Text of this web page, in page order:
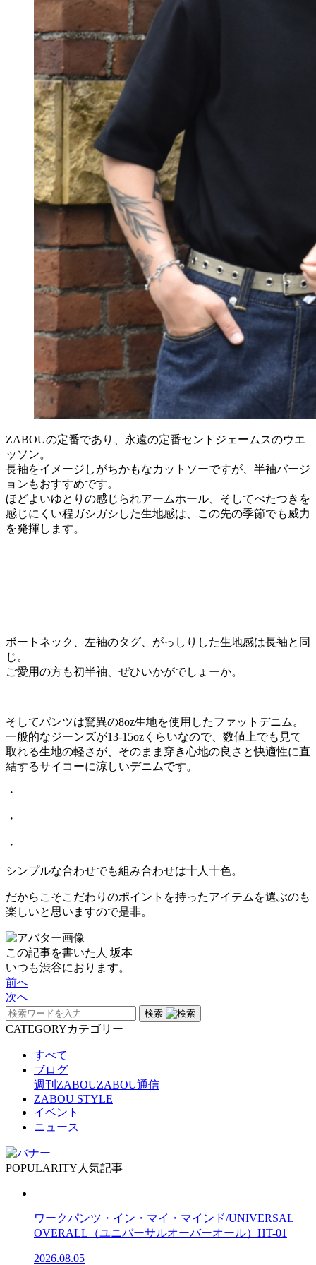
ZABOUの定番であり、永遠の定番セントジェームスのウエ
ッソン。
長袖をイメージしがちかもなカットソーですが、半袖バージ
ョンもおすすめです。
ほどよいゆとりの感じられアームホール、そしてべたつきを
感じにくい程ガシガシした生地感は、この先の季節でも威力
を発揮します。
ボートネック、左袖のタグ、がっしりした生地感は長袖と同
じ。
ご愛用の方も初半袖、ぜひいかがでしょーか。
そしてパンツは驚異の8oz生地を使用したファットデニム。
一般的なジーンズが13-15ozくらいなので、数値上でも見て
取れる生地の軽さが、そのまま穿き心地の良さと快適性に直
結するサイコーに涼しいデニムです。
・
・
・
シンプルな合わせでも組み合わせは十人十色。
だからこそこだわりのポイントを持ったアイテムを選ぶのも
楽しいと思いますので是非。
この記事を書いた人 坂本
いつも渋谷におります。
前へ
次へ
検索
CATEGORYカテゴリー
すべて
ブログ
週刊ZABOUZABOU通信
ZABOU STYLE
イベント
ニュース
POPULARITY 人気記事
ワークパンツ・イン・マイ・マインド/UNIVERSAL
OVERALL（ユニバーサルオーバーオール）HT-01
2026.08.05